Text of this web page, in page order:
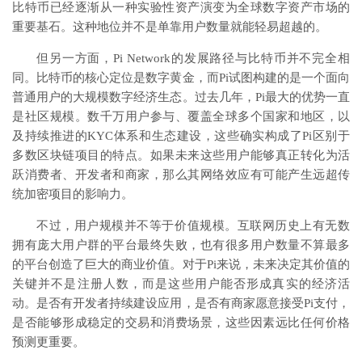
比特币已经逐渐从一种实验性资产演变为全球数字资产市场的
重要基石。这种地位并不是单靠用户数量就能轻易超越的。
但另一方面，Pi Network的发展路径与比特币并不完全相
同。比特币的核心定位是数字黄金，而Pi试图构建的是一个面向
普通用户的大规模数字经济生态。过去几年，Pi最大的优势一直
是社区规模。数千万用户参与、覆盖全球多个国家和地区，以
及持续推进的KYC体系和生态建设，这些确实构成了Pi区别于
多数区块链项目的特点。如果未来这些用户能够真正转化为活
跃消费者、开发者和商家，那么其网络效应有可能产生远超传
统加密项目的影响力。
不过，用户规模并不等于价值规模。互联网历史上有无数
拥有庞大用户群的平台最终失败，也有很多用户数量不算最多
的平台创造了巨大的商业价值。对于Pi来说，未来决定其价值的
关键并不是注册人数，而是这些用户能否形成真实的经济活
动。是否有开发者持续建设应用，是否有商家愿意接受Pi支付，
是否能够形成稳定的交易和消费场景，这些因素远比任何价格
预测更重要。